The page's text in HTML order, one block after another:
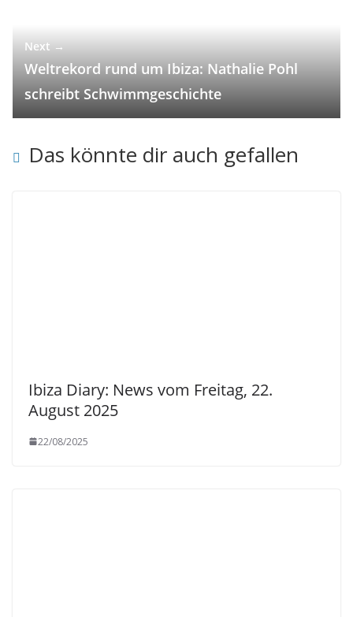
Next →
Weltrekord rund um Ibiza: Nathalie Pohl
schreibt Schwimmgeschichte
Das könnte dir auch gefallen
Ibiza Diary: News vom Freitag, 22.
August 2025
22/08/2025